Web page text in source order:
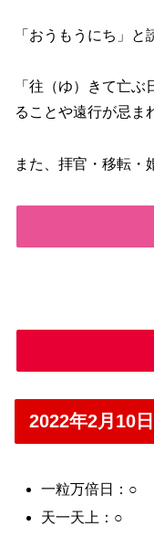
「おうもうにち」と
「往（ゆ）きて亡
ることや遠行が忌ま
また、拝官・移転・
2022年2月10
一粒万倍日：○
天一天上：○